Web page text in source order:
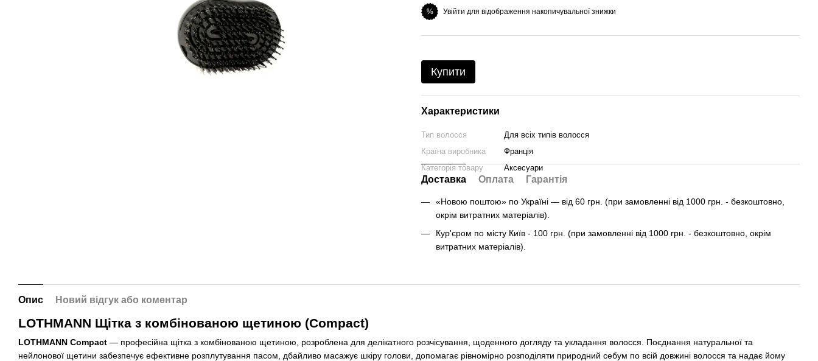
% Увійти для відображення накопичувальної знижки
Купити
Характеристики
Тип волосся
Для всіх типів волосся
Країна виробника
Франція
Категорія товару
Аксесуари
Доставка Оплата Гарантія
«Новою поштою» по Україні — від 60 грн. (при замовленні від 1000 грн. - безкоштовно,
окрім витратних матеріалів).
Кур'єром по місту Київ - 100 грн. (при замовленні від 1000 грн. - безкоштовно, окрім
витратних матеріалів).
Опис Новий відгук або коментар
LOTHMANN Щітка з комбінованою щетиною (Compact)
LOTHMANN Compact — професійна щітка з комбінованою щетиною, розроблена для делікатного розчісування, щоденного догляду та укладання волосся. Поєднання натуральної та
нейлонової щетини забезпечує ефективне розплутування пасом, дбайливо масажує шкіру голови, допомагає рівномірно розподіляти природний себум по всій довжині волосся та надає йому